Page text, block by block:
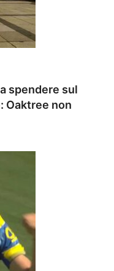
spendere sul
Oaktree non